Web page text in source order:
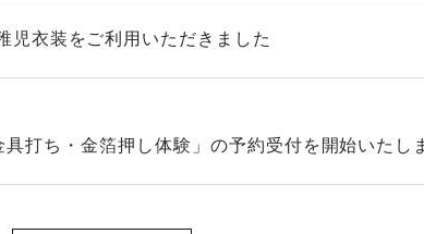
児衣装をご利用いただきました
具打ち・金箔押し体験」の予約受付を開始いたし